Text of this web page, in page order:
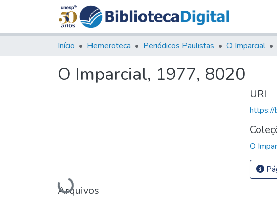
Início Hemeroteca Periódicos Paulistas O Imparcial
O Imparcial, 1977, 8020
Carregando...
Arquivos
URI
https://
O